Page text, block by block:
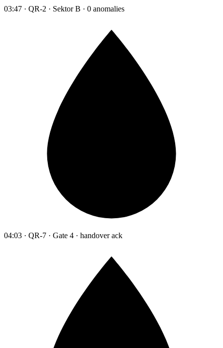
03:47 · QR-2 · Sektor B · 0 anomalies
04:03 · QR-7 · Gate 4 · handover ack